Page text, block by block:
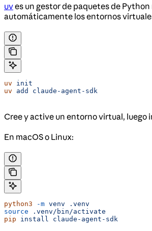
uves un gestor de paquetes de
automáticamente los entornos
uv init
uv add claude-agent-sdk
Cree y active un entorno virtual, luego
En macOS o Linux:
python3 -m venv .venv
source .venv/bin/activate
pip install claude-agent-sdk